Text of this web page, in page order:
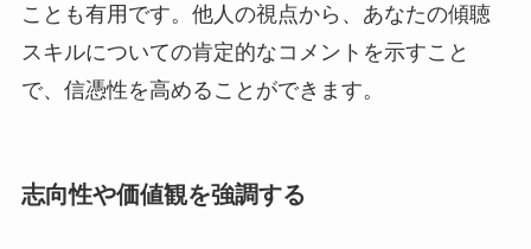
ことも有用です。他人の視点から、あなたの傾聴
スキルについての肯定的なコメントを示すこと
で、信憑性を高めることができます。
志向性や価値観を強調する